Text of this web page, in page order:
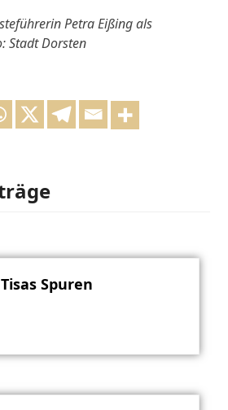
Petra Eißing als
Stadt Dorsten
Spuren